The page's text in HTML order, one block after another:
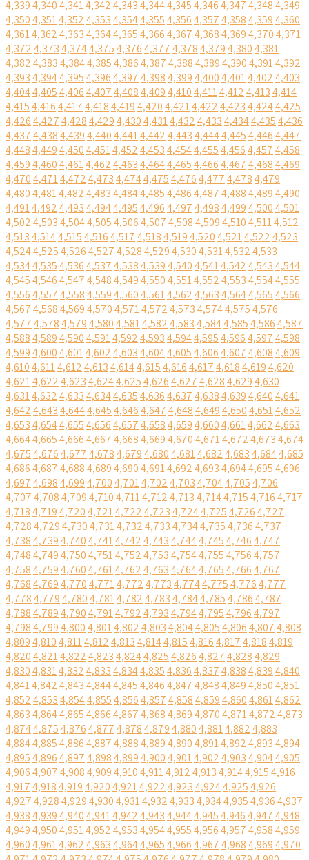
4,3394,3404,3414,3424,3434,3444,3454,3464,3474,3484,349
4,3504,3514,3524,3534,3544,3554,3564,3574,3584,3594,360
4,3614,3624,3634,3644,3654,3664,3674,3684,3694,3704,371
4,3724,3734,3744,3754,3764,3774,3784,3794,3804,381
4,3824,3834,3844,3854,3864,3874,3884,3894,3904,3914,392
4,3934,3944,3954,3964,3974,3984,3994,4004,4014,4024,403
4,4044,4054,4064,4074,4084,4094,4104,4114,4124,4134,414
4,4154,4164,4174,4184,4194,4204,4214,4224,4234,4244,425
4,4264,4274,4284,4294,4304,4314,4324,4334,4344,4354,436
4,4374,4384,4394,4404,4414,4424,4434,4444,4454,4464,447
4,4484,4494,4504,4514,4524,4534,4544,4554,4564,4574,458
4,4594,4604,4614,4624,4634,4644,4654,4664,4674,4684,469
4,4704,4714,4724,4734,4744,4754,4764,4774,4784,479
4,4804,4814,4824,4834,4844,4854,4864,4874,4884,4894,490
4,4914,4924,4934,4944,4954,4964,4974,4984,4994,5004,501
4,5024,5034,5044,5054,5064,5074,5084,5094,5104,5114,512
4,5134,5144,5154,5164,5174,5184,5194,5204,5214,5224,523
4,5244,5254,5264,5274,5284,5294,5304,5314,5324,533
4,5344,5354,5364,5374,5384,5394,5404,5414,5424,5434,544
4,5454,5464,5474,5484,5494,5504,5514,5524,5534,5544,555
4,5564,5574,5584,5594,5604,5614,5624,5634,5644,5654,566
4,5674,5684,5694,5704,5714,5724,5734,5744,5754,576
4,5774,5784,5794,5804,5814,5824,5834,5844,5854,5864,587
4,5884,5894,5904,5914,5924,5934,5944,5954,5964,5974,598
4,5994,6004,6014,6024,6034,6044,6054,6064,6074,6084,609
4,6104,6114,6124,6134,6144,6154,6164,6174,6184,6194,620
4,6214,6224,6234,6244,6254,6264,6274,6284,6294,630
4,6314,6324,6334,6344,6354,6364,6374,6384,6394,6404,641
4,6424,6434,6444,6454,6464,6474,6484,6494,6504,6514,652
4,6534,6544,6554,6564,6574,6584,6594,6604,6614,6624,663
4,6644,6654,6664,6674,6684,6694,6704,6714,6724,6734,674
4,6754,6764,6774,6784,6794,6804,6814,6824,6834,6844,685
4,6864,6874,6884,6894,6904,6914,6924,6934,6944,6954,696
4,6974,6984,6994,7004,7014,7024,7034,7044,7054,706
4,7074,7084,7094,7104,7114,7124,7134,7144,7154,7164,717
4,7184,7194,7204,7214,7224,7234,7244,7254,7264,727
4,7284,7294,7304,7314,7324,7334,7344,7354,7364,737
4,7384,7394,7404,7414,7424,7434,7444,7454,7464,747
4,7484,7494,7504,7514,7524,7534,7544,7554,7564,757
4,7584,7594,7604,7614,7624,7634,7644,7654,7664,767
4,7684,7694,7704,7714,7724,7734,7744,7754,7764,777
4,7784,7794,7804,7814,7824,7834,7844,7854,7864,787
4,7884,7894,7904,7914,7924,7934,7944,7954,7964,797
4,7984,7994,8004,8014,8024,8034,8044,8054,8064,8074,808
4,8094,8104,8114,8124,8134,8144,8154,8164,8174,8184,819
4,8204,8214,8224,8234,8244,8254,8264,8274,8284,829
4,8304,8314,8324,8334,8344,8354,8364,8374,8384,8394,840
4,8414,8424,8434,8444,8454,8464,8474,8484,8494,8504,851
4,8524,8534,8544,8554,8564,8574,8584,8594,8604,8614,862
4,8634,8644,8654,8664,8674,8684,8694,8704,8714,8724,873
4,8744,8754,8764,8774,8784,8794,8804,8814,8824,883
4,8844,8854,8864,8874,8884,8894,8904,8914,8924,8934,894
4,8954,8964,8974,8984,8994,9004,9014,9024,9034,9044,905
4,9064,9074,9084,9094,9104,9114,9124,9134,9144,9154,916
4,9174,9184,9194,9204,9214,9224,9234,9244,9254,926
4,9274,9284,9294,9304,9314,9324,9334,9344,9354,9364,937
4,9384,9394,9404,9414,9424,9434,9444,9454,9464,9474,948
4,9494,9504,9514,9524,9534,9544,9554,9564,9574,9584,959
4,9604,9614,9624,9634,9644,9654,9664,9674,9684,9694,970